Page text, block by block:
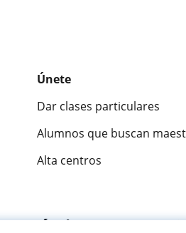
Únete
Dar clases particulares
Alumnos que buscan
Alta centros
Fantástica 9,5/10